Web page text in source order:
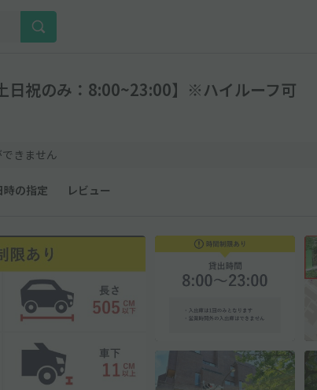
日祝のみ：8:00~23:00】※ハイルーフ可
きません
時の指定 レビュー